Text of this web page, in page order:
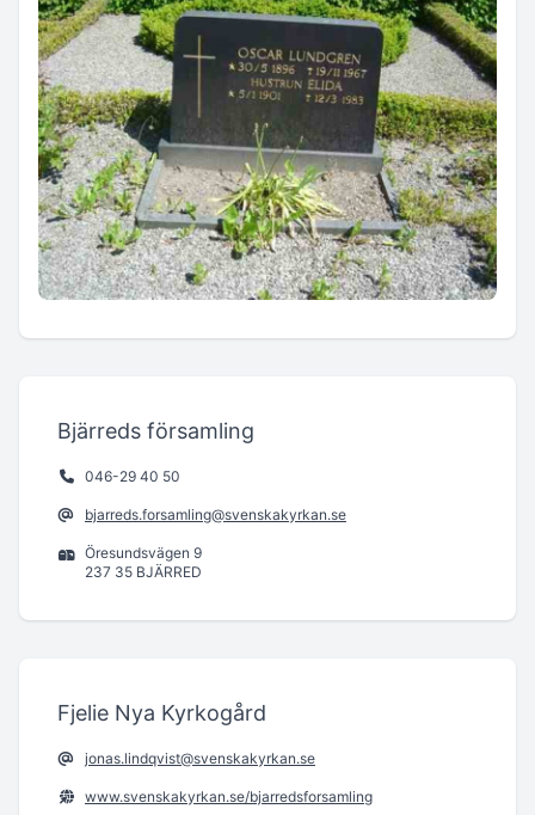
Bjärreds församling
046-29 40 50
bjarreds.forsamling@svenskakyrkan.se
Öresundsvägen 9
237 35 BJÄRRED
Fjelie Nya Kyrkogård
jonas.lindqvist@svenskakyrkan.se
www.svenskakyrkan.se/bjarredsforsamling